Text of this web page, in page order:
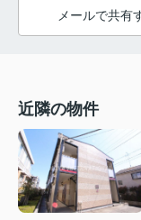
メールで共有
近隣の物件